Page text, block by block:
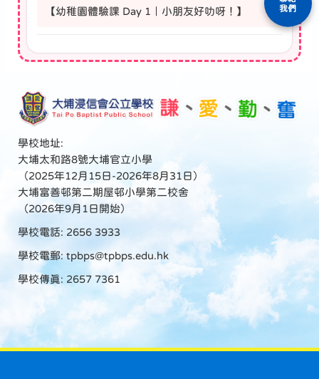
【幼稚園體驗課 Day 1｜小朋友好叻呀！】
學校地址:
大埔太和路8號大埔官立小學
（2025年12月15日-2026年8月31日）
大埔富善邨第二期屋邨小學第二校舍
（2026年9月1日開始）
學校電話: 2656 3933
學校電郵: tpbps@tpbps.edu.hk
學校傳真: 2657 7361
我們